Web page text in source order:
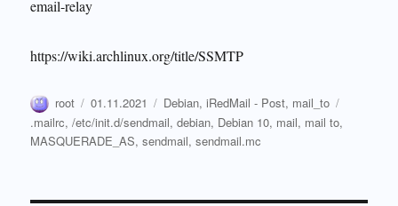
email-relay
https://wiki.archlinux.org/title/SSMTP
Автор
root Опубликовано
01.11.2021 Рубрики
Debian,iRedMail - Post, mail_to
Метки
.mailrc,/etc/init.d/sendmail,debian, Debian 10, mail, mail to,
MASQUERADE_AS,sendmail,sendmail.mc